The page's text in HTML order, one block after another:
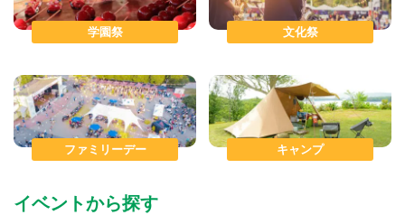
イベントから探す
学園祭 文化祭
ファミリーデー キャンプ